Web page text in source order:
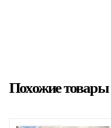
Похожие товары